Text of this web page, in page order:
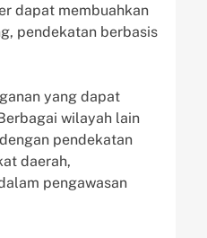
dapat membuahkan
pendekatan berbasis
yang dapat
wilayah lain
pendekatan
daerah,
pengawasan